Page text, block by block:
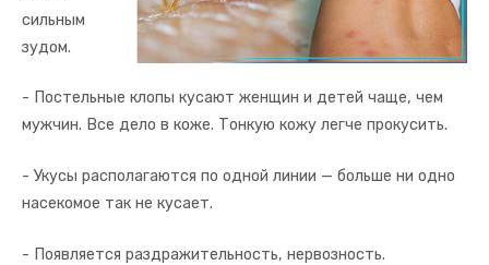
сильным
зудом.
- Постельные клопы кусают женщин и детей чаще, чем
мужчин. Все дело в коже. Тонкую кожу легче прокусить.
- Укусы располагаются по одной линии — больше ни одно
насекомое так не кусает.
- Появляется раздражительность, нервозность.